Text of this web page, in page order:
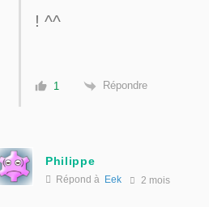
! ^^
1 Répondre
Philippe
Répond à Eek 2 mois